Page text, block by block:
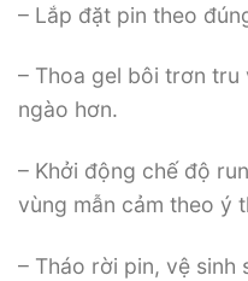
– Lắp đặt pin theo
– Thoa gel bôi trơn
ngào hơn.
– Khởi động chế độ
vùng mẫn cảm theo ý
– Tháo rời pin, vệ sinh